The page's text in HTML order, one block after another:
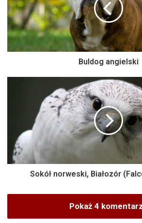
Buldog angielski
Sokół norweski, Białozór
Pokaż 4